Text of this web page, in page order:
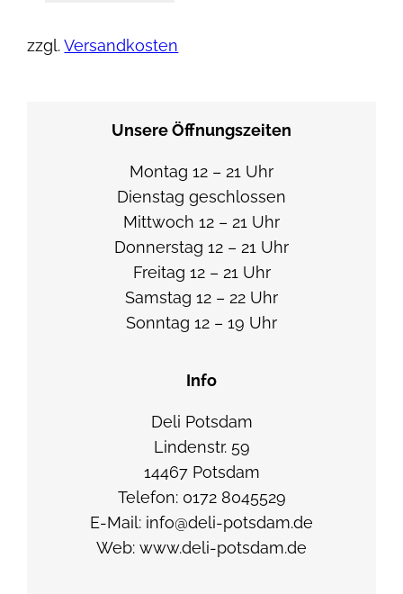
zzgl.Versandkosten
Unsere Öffnungszeiten
Montag 12 – 21 Uhr
Dienstag geschlossen
Mittwoch 12 – 21 Uhr
Donnerstag 12 – 21 Uhr
Freitag 12 – 21 Uhr
Samstag 12 – 22 Uhr
Sonntag 12 – 19 Uhr
Info
Deli Potsdam
Lindenstr. 59
14467 Potsdam
Telefon: 0172 8045529
E-Mail: info@deli-potsdam.de
Web: www.deli-potsdam.de